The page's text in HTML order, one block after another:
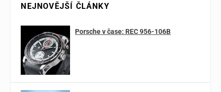
NEJNOVĚJŠÍ ČLÁNKY
Porsche v čase: REC 956-106B